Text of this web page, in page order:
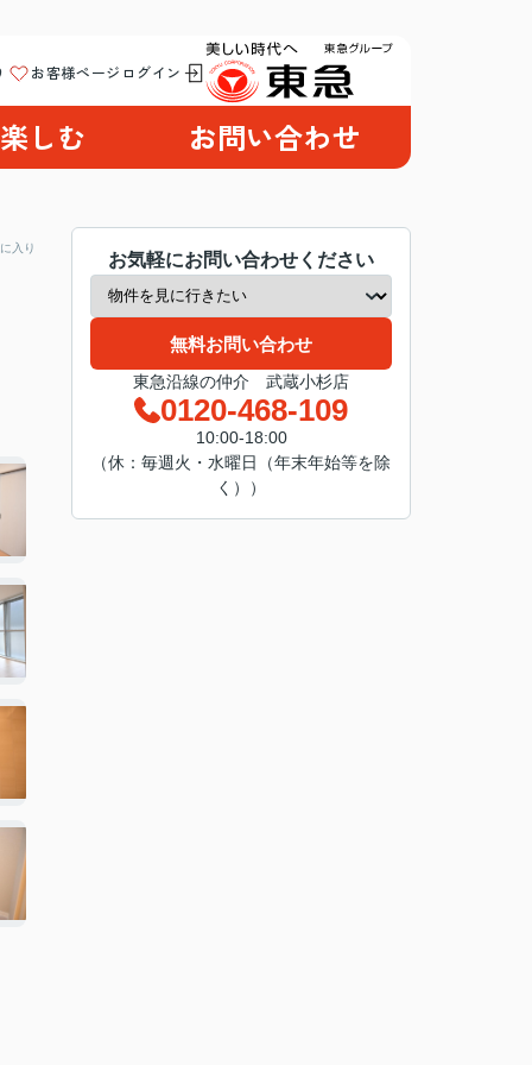
お客様ページログイン
しむ お問い合わせ
入り
お気軽にお問い合わせください
無料お問い合わせ
東急沿線の仲介 武蔵小杉店
0120-468-109
10:00-18:00
（休：毎週火・水曜日（年末年始等を除
く））